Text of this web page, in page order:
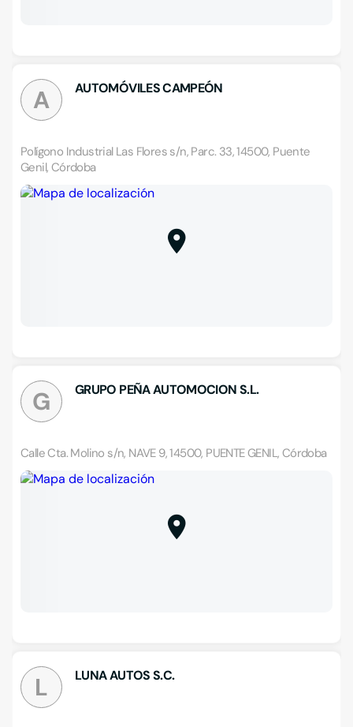
A AUTOMÓVILES CAMPEÓN
Polígono Industrial Las Flores s/n, Parc. 33, 14500, Puente
Genil, Córdoba
G GRUPO PEÑA AUTOMOCION S.L.
Calle Cta. Molino s/n, NAVE 9, 14500, PUENTE GENIL, Córdoba
L LUNA AUTOS S.C.